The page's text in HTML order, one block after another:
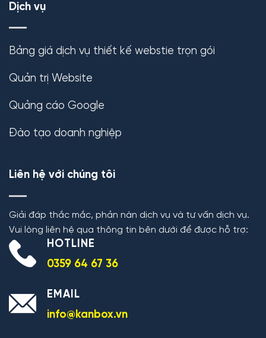
Dịch vụ
Bảng giá dịch vụ thiết kế webstie trọn gói
Quản trị Website
Quảng cáo Google
Đào tạo doanh nghiệp
Liên hệ với chúng tôi
Giải đáp thắc mắc, phản nàn dịch vụ và tư vấn dịch vụ.
Vui lòng liên hệ qua thông tin bên dưới để được hỗ trợ:
HOTLINE
0359 64 67 36
EMAIL
info@kanbox.vn